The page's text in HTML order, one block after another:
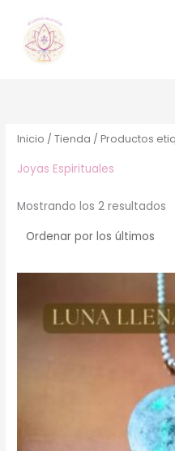
contenido
Inicio /Tienda / Productos
Joyas Espirituales
Mostrando los 2 resultados